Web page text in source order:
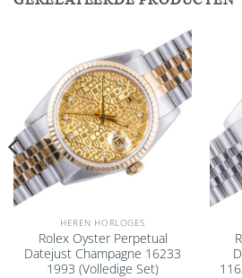
Add to
wishlist
HEREN HORLOGES
Rolex Oyster Perpetual
Datejust Champagne 16233
1993 (Volledige Set)